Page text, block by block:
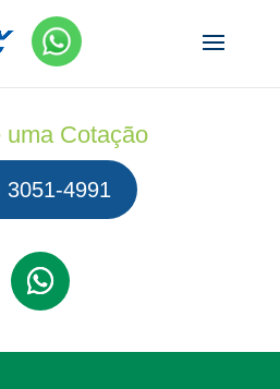
uma Cotação
3051-4991